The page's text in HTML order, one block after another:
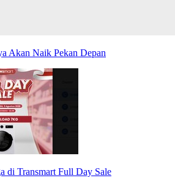
Akan Naik Pekan Depan
di Transmart Full Day Sale